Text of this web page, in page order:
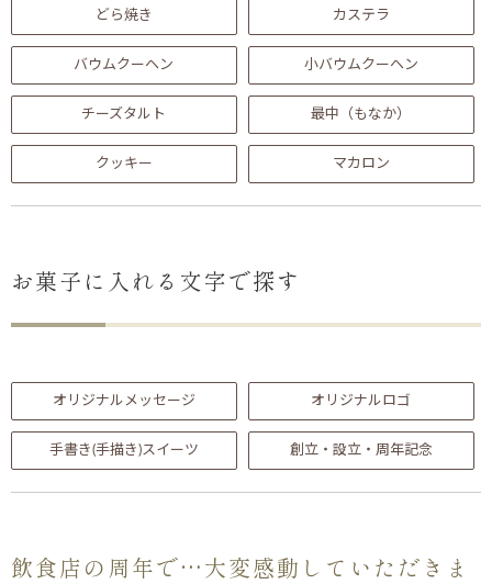
どら焼き カステラ
バウムクーヘン 小バウムクーヘン
チーズタルト 最中（もなか）
クッキー マカロン
お菓子に入れる文字で探す
オリジナルメッセージ オリジナルロゴ
手書き(手描き)スイーツ 創立・設立・周年記念
飲食店の周年で…大変感動していただきま